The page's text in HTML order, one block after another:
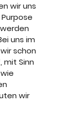
wir uns
uns im
schon
mit Sinn
wir